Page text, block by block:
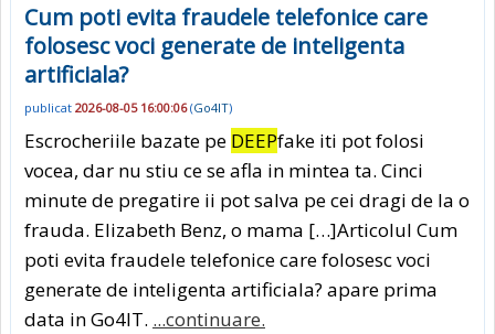
Cum poti evita fraudele telefonice care
folosesc voci generate de inteligenta
artificiala?
publicat 2026-08-05 16:00:06(Go4IT)
Escrocheriile bazate pe DEEPfake iti pot folosi
vocea, dar nu stiu ce se afla in mintea ta. Cinci
minute de pregatire ii pot salva pe cei dragi de la o
frauda. Elizabeth Benz, o mama […]Articolul Cum
poti evita fraudele telefonice care folosesc voci
generate de inteligenta artificiala? apare prima
data in Go4IT. ...continuare.